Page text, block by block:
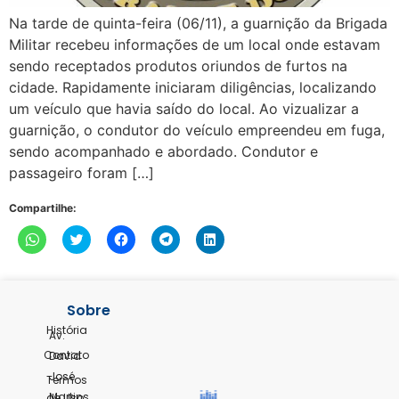
Na tarde de quinta-feira (06/11), a guarnição da Brigada
Militar recebeu informações de um local onde estavam
sendo receptados produtos oriundos de furtos na
cidade. Rapidamente iniciaram diligências, localizando
um veículo que havia saído do local. Ao vizualizar a
guarnição, o condutor do veículo empreendeu em fuga,
sendo acompanhado e abordado. Condutor e
passageiro foram […]
Compartilhe:
Clique
para
janela)
Clique
para
nova
janela)
Clique
para
Clique
para
Clique
para
Av.
David
José
Sobre
História
Contato
Termos